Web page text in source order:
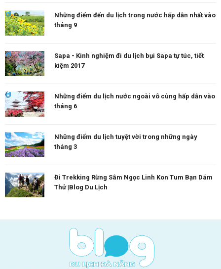
Những điểm đến du lịch trong nước hấp dẫn nhất vào
tháng 9
Sapa - Kinh nghiệm đi du lịch bụi Sapa tự túc, tiết
kiệm 2017
Những điểm du lịch nước ngoài vô cùng hấp dẫn vào
tháng 6
Những điểm du lịch tuyệt vời trong những ngày
tháng 3
Đi Trekking Rừng Sâm Ngọc Linh Kon Tum Bạn Dám
Thử |Blog Du Lịch